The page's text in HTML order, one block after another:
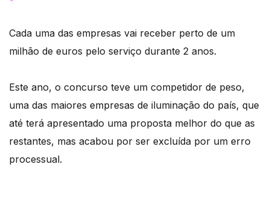
Cada uma das empresas vai receber perto de um
milhão de euros pelo serviço durante 2 anos.
Este ano, o concurso teve um competidor de peso,
uma das maiores empresas de iluminação do país, que
até terá apresentado uma proposta melhor do que as
restantes, mas acabou por ser excluída por um erro
processual.